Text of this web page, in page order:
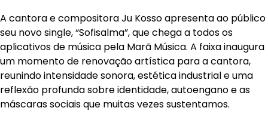
A cantora e compositora Ju Kosso apresenta ao público
seu novo single, “Sofisalma”, que chega a todos os
aplicativos de música pela Marã Música. A faixa inaugura
um momento de renovação artística para a cantora,
reunindo intensidade sonora, estética industrial e uma
reflexão profunda sobre identidade, autoengano e as
máscaras sociais que muitas vezes sustentamos.